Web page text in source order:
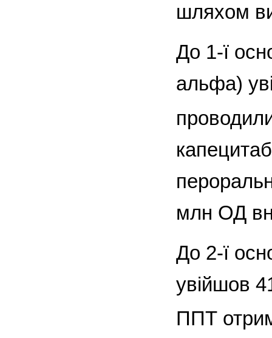
шляхом
До 1-ї
альфа)
млн ОД
До 2-ї
увійшов
ППТ